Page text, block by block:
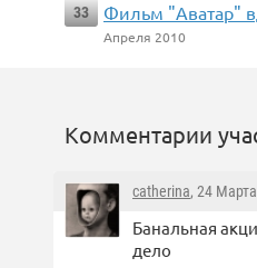
33 Фильм "Аватар"
Апреля 2010
Комментарии
catherina, 24
Банальная
дело